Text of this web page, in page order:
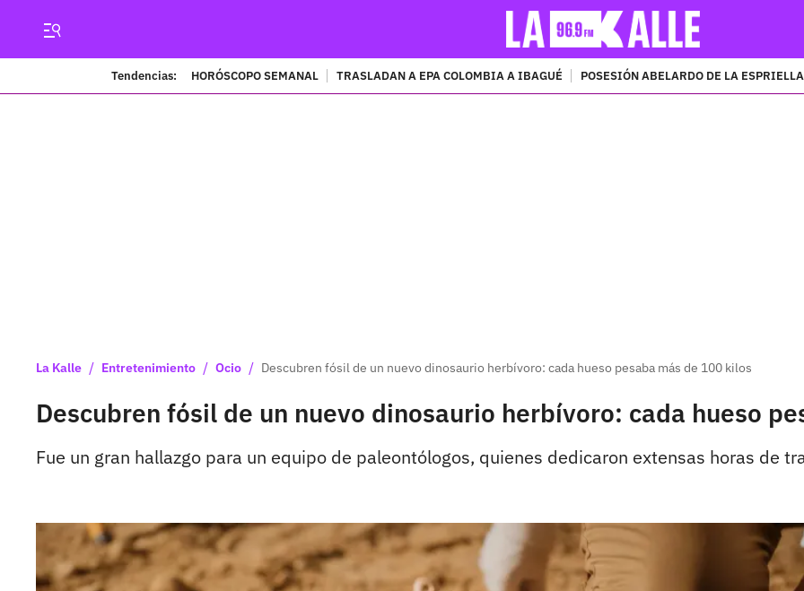
Tendencias: HORÓSCOPO SEMANAL TRASLADAN A EPA COLOMBIA A IBAGUÉ POSESIÓN ABELARDO DE LA ESPRIELLA
La Kalle / Entretenimiento / Ocio / Descubren fósil de un nuevo dinosaurio herbívoro: cada hueso pesaba más de 100 kilos
Descubren fósil de un nuevo dinosaurio herbívoro: cada hueso
Fue un gran hallazgo para un equipo de paleontólogos, quienes dedicaron extensas horas de